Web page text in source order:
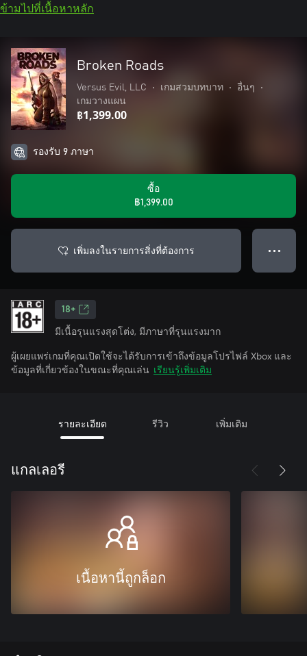
ข้ามไปที่เนื้อหาหลัก
Broken Roads
Versus Evil, LLC • เกมสวมบทบาท • อื่นๆ
•
เกมวางแผน
฿1,399.00
รองรับ 9 ภาษา
ซื้อ
฿1,399.00
เพิ่มลงในรายการสิ่งที่ต้องการ ● ● ●
18+
มีเนื้อรุนแรงสุดโต่ง, มีภาษาที่รุนแรงมาก
ผู้เผยแพร่เกมที่คุณเปิดใช้จะได้รับการเข้าถึงข้อมูลโปรไฟล์ Xbox และ
ข้อมูลที่เกี่ยวข้องในขณะที่คุณเล่น เรียนรู้เพิ่มเติม
รายละเอียด รีวิว เพิ่มเติม
แกลเลอรี
เนื้อหานี้ถูกล็อก